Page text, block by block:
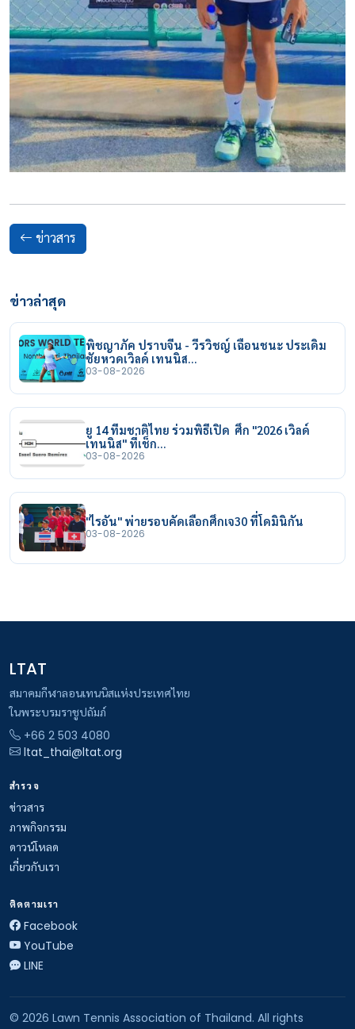
ข่าวสาร
ข่าวล่าสุด
พิชญาภัค ปราบจีน - วีรวิชญ์ เฉือนชนะ ประเดิม
ชัยหวดเวิลด์ เทนนิส…
03-08-2026
ยู 14 ทีมชาติไทย ร่วมพิธีเปิด ศึก "2026 เวิลด์
เทนนิส" ที่เช็ก…
03-08-2026
"ไรอัน" พ่ายรอบคัดเลือกศึกเจ30 ที่โดมินิกัน
03-08-2026
LTAT
สมาคมกีฬาลอนเทนนิสแห่งประเทศไทย
ในพระบรมราชูปถัมภ์
+66 2 503 4080
ltat_thai@ltat.org
สำรวจ
ข่าวสาร
ภาพกิจกรรม
ดาวน์โหลด
เกี่ยวกับเรา
ติดตามเรา
Facebook
YouTube
LINE
© 2026 Lawn Tennis Association of Thailand. All rights